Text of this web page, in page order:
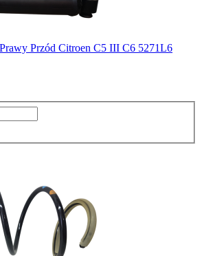
Przód Citroen C5 III C6 5271L6